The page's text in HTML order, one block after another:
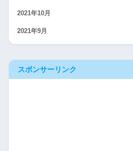
2021年10月
2021年9月
スポンサーリンク